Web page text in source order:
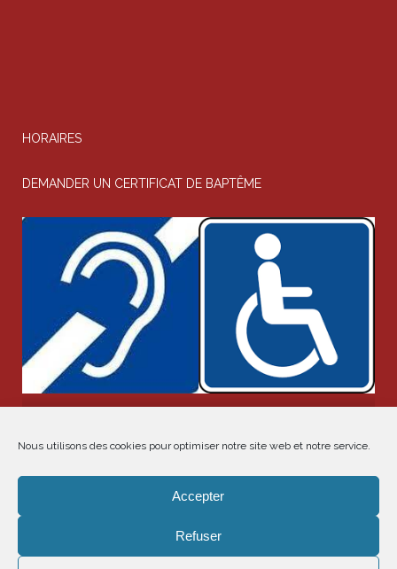
Nous utilisons des cookies pour optimiser notre site web et notre service.
Accepter
Refuser
HORAIRES
DEMANDER UN CERTIFICAT DE BAPTÊME